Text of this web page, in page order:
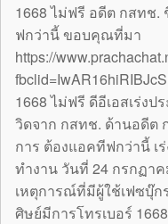
1668 ไม่ฟรี อดีต กสทช
ฟกว่านี้ ขอบคุณที่มา
https://
1668 ไม่ฟรี ดีอีเอสเร่ง
วิดจาก กสทช. ด้านอดีต
การ ต้องแอคทีฟกว่านี้
ทำงาน วันที่ 24 กรกฏา
เหตุการณ์ที่มีผู้ใช้เฟซบุ๊
ศิษย์มีการโทรเบอร์